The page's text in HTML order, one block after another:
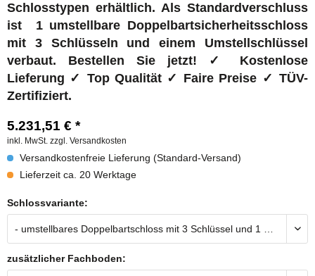
Schlosstypen erhältlich. Als Standardverschluss
ist 1 umstellbare Doppelbartsicherheitsschloss
mit 3 Schlüsseln und einem Umstellschlüssel
verbaut. Bestellen Sie jetzt! ✓ Kostenlose
Lieferung ✓ Top Qualität ✓ Faire Preise ✓ TÜV-
Zertifiziert.
5.231,51 € *
inkl. MwSt. zzgl. Versandkosten
Versandkostenfreie Lieferung (Standard-Versand)
Lieferzeit ca. 20 Werktage
Schlossvariante:
zusätzlicher Fachboden: